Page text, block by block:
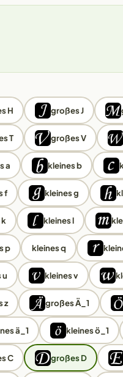
H großes J
T großes V
a kleines b
f kleines g
kleines l
p kleines q
u kleines v
z großes Ä_1
ä_1 kleines ö_1
C großes D